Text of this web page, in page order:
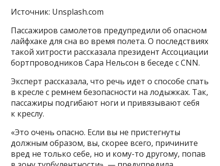
Источник: Unsplash.com
Пассажиров самолетов предупредили об опасном
лайфхаке для сна во время полета. О последствиях
такой хитрости рассказала президент Ассоциации
бортпроводников Сара Нельсон в беседе с CNN.
Эксперт рассказала, что речь идет о способе спать
в кресле с ремнем безопасности на лодыжках. Так,
пассажиры подгибают ноги и привязывают себя
к креслу.
«Это очень опасно. Если вы не пристегнуты
должным образом, вы, скорее всего, причините
вред не только себе, но и кому-то другому, попав